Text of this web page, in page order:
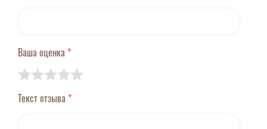
Ваша оценка *
Текст отзыва *